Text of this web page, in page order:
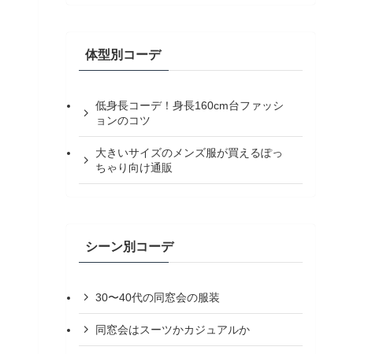
体型別コーデ
低身長コーデ！身長160cm台ファッシ
ョンのコツ
大きいサイズのメンズ服が買えるぽっ
ちゃり向け通販
シーン別コーデ
30〜40代の同窓会の服装
同窓会はスーツかカジュアルか